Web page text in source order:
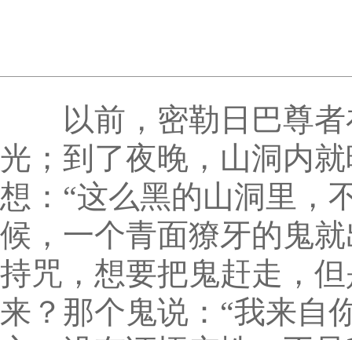
以前，密勒日巴尊者
光；到了夜晚，山洞内
想：“这么黑的山洞里，
候，一个青面獠牙的鬼
持咒，想要把鬼赶走，
来？那个鬼说：“我来自